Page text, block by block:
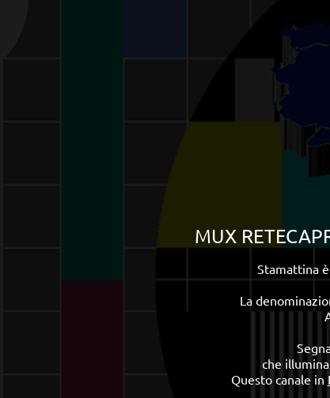
MUX
Stamattina
La
che
Questo canale in